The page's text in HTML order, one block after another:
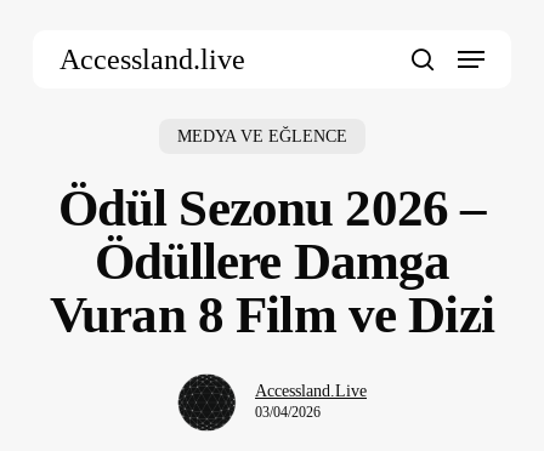
Accessland.live Menu
MEDYA VE EĞLENCE
Ödül Sezonu 2026 –
Ödüllere Damga
Vuran 8 Film ve Dizi
Accessland.Live
03/04/2026